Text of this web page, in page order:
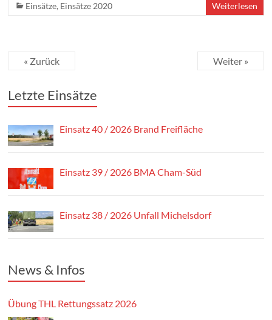
Einsätze, Einsätze 2020 Weiterlesen
« Zurück Weiter »
Letzte Einsätze
Einsatz 40 / 2026 Brand Freifläche
Einsatz 39 / 2026 BMA Cham-Süd
Einsatz 38 / 2026 Unfall Michelsdorf
News & Infos
Übung THL Rettungssatz 2026